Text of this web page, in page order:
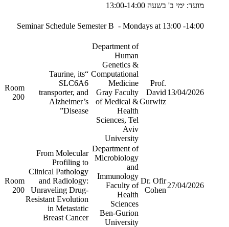
מועד: ימי ב' בשעה 13:00-14:00
Seminar Schedule Semester B - Mondays at 13:00 -14:00
13/04/2026
Prof.
David
Gurwitz
Department of
Human
Genetics &
Computational
Medicine
Gray Faculty
of Medical &
Health
Sciences, Tel
Aviv
University
“Taurine, its
SLC6A6
transporter, and
Alzheimer’s
Disease”
Room
200
27/04/2026
Dr. Ofir
Cohen
Department of
Microbiology
and
Immunology
Faculty of
Health
Sciences
Ben-Gurion
University
From Molecular
Profiling to
Clinical Pathology
and Radiology:
Unraveling Drug-
Resistant Evolution
in Metastatic
Breast Cancer
Room
200